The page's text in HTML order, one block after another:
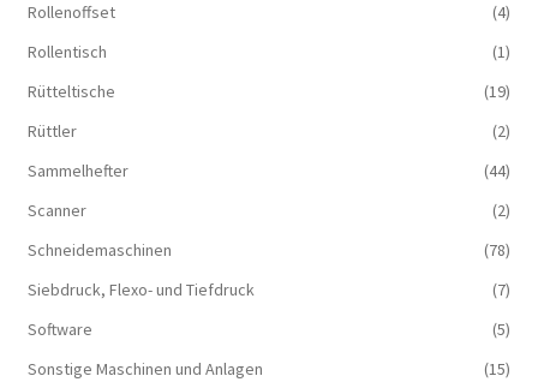
Rollenoffset
(4)
Rollentisch
(1)
Rütteltische
(19)
Rüttler
(2)
Sammelhefter
(44)
Scanner
(2)
Schneidemaschinen
(78)
Siebdruck, Flexo- und Tiefdruck
(7)
Software
(5)
Sonstige Maschinen und Anlagen
(15)